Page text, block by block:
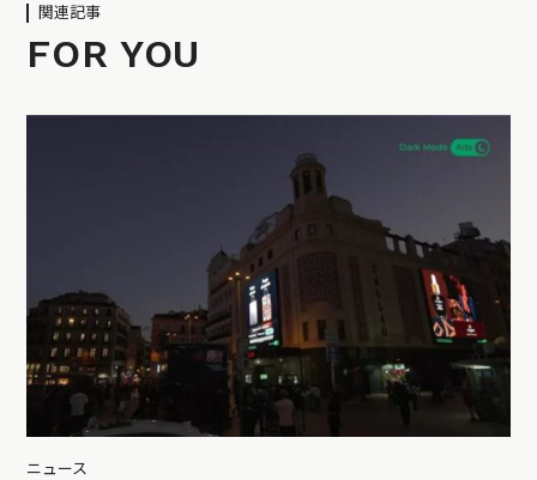
関連記事
FOR YOU
ニュース